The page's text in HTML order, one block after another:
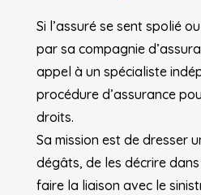
Si l’assuré se sent spolié
par sa compagnie
appel à un spécialiste
procédure d’assurance
droits.
Sa mission est de dresser
dégâts, de les décrire
faire la liaison avec le